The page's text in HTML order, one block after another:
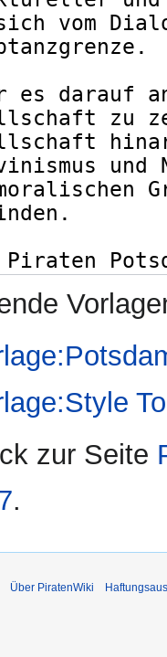
zur Seite
.
Über PiratenWiki